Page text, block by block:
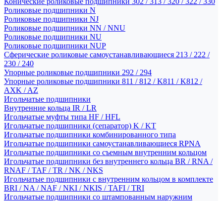
Роликовые подшипники N
Роликовые подшипники NJ
Роликовые подшипники NN / NNU
Роликовые подшипники NU
Роликовые подшипники NUP
Сферические роликовые самоустанавливающиеся 213 / 222 /
230 / 240
Упорные роликовые подшипники 292 / 294
Упорные роликовые подшипники 811 / 812 / K811 / K812 /
AXK / AZ
Игольчатые подшипники
Внутренние кольца IR / LR
Игольчатые муфты типа HF / HFL
Игольчатые подшипники (сепаратор) K / KT
Игольчатые подшипники комбинированного типа
Игольчатые подшипники самоустанавливающиеся RPNA
Игольчатые подшипники со съемным внутренним кольцом
Игольчатые подшипники без внутреннего кольца BR / RNA /
RNAF / TAF / TR / NK / NKS
Игольчатые подшипники с внутренним кольцом в комплекте
BRI / NA / NAF / NKI / NKIS / TAFI / TRI
Игольчатые подшипники со штампованным наружним